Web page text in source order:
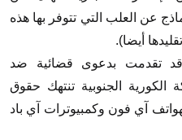
عن العلب التي تتوفر بها هذه
أيضا).
تقدمت بدعوى قضائية ضد
الجنوبية تنتهك حقوق
آي فون وكمبيوترات آي باد